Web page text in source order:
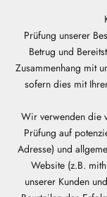
Prüfung unserer
Betrug und
Zusammenhang mit
sofern dies mit
Wir verwenden die
Prüfung auf
Adresse) und
Website (z.B.
unserer Kunden